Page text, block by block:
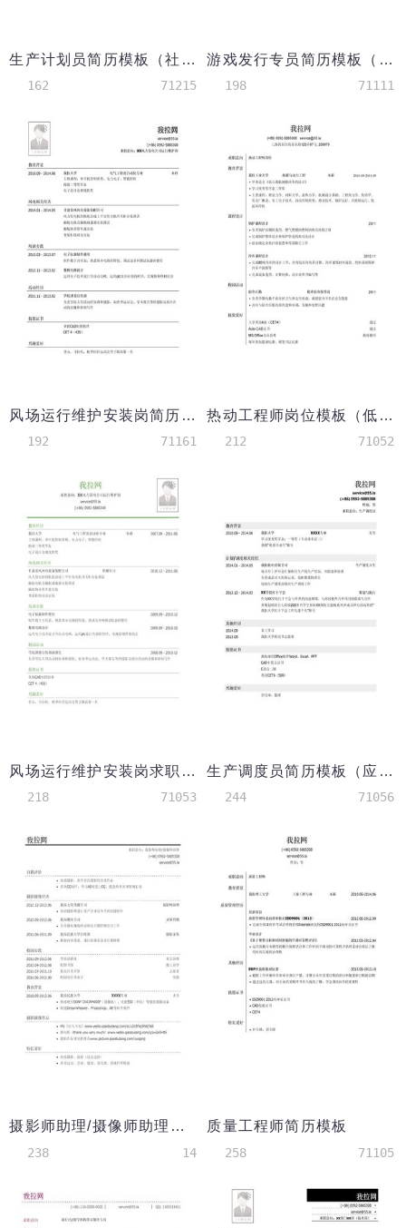
生产计划员简历模板（社会实践多）
162 71215
游戏发行专员简历模板（应届生初级岗位）
198 71111
风场运行维护安装岗简历模板（应届生初级岗位）
192 71161
热动工程师岗位模板（低阶）
212 71052
风场运行维护安装岗求职简历模板
218 71053
生产调度员简历模板（应届生初级岗位）
244 71056
摄影师助理/摄像师助理简历模板（有校园实践）
238 14
质量工程师简历模板
258 71105